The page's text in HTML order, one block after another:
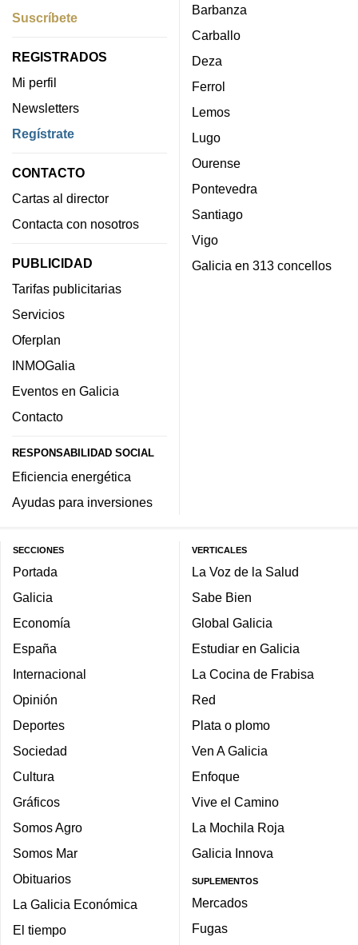
Suscríbete
REGISTRADOS
Mi perfil
Newsletters
Regístrate
CONTACTO
Cartas al director
Contacta con nosotros
PUBLICIDAD
Tarifas publicitarias
Servicios
Oferplan
INMOGalia
Eventos en Galicia
Contacto
RESPONSABILIDAD SOCIAL
Eficiencia energética
Ayudas para inversiones
Barbanza
Carballo
Deza
Ferrol
Lemos
Lugo
Ourense
Pontevedra
Santiago
Vigo
Galicia en 313 concellos
SECCIONES
Portada
Galicia
Economía
España
Internacional
Opinión
Deportes
Sociedad
Cultura
Gráficos
Somos Agro
Somos Mar
Obituarios
La Galicia Económica
El tiempo
VERTICALES
La Voz de la Salud
Sabe Bien
Global Galicia
Estudiar en Galicia
La Cocina de Frabisa
Red
Plata o plomo
Ven A Galicia
Enfoque
Vive el Camino
La Mochila Roja
Galicia Innova
SUPLEMENTOS
Mercados
Fugas